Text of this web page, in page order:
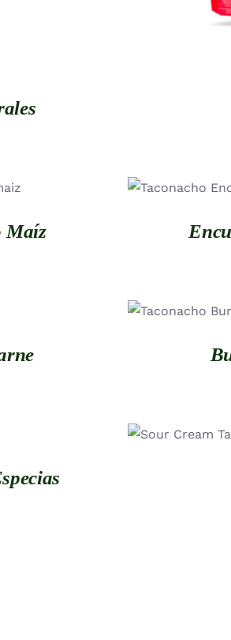
Maíz
QUICK
QUICK